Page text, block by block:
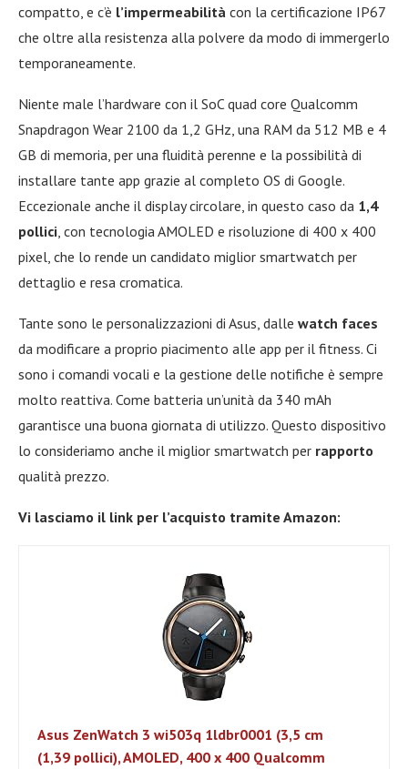
compatto, e c’è l’impermeabilità con la certificazione IP67
che oltre alla resistenza alla polvere da modo di immergerlo
temporaneamente.
Niente male l’hardware con il SoC quad core Qualcomm
Snapdragon Wear 2100 da 1,2 GHz, una RAM da 512 MB e 4
GB di memoria, per una fluidità perenne e la possibilità di
installare tante app grazie al completo OS di Google.
Eccezionale anche il display circolare, in questo caso da 1,4
pollici , con tecnologia AMOLED e risoluzione di 400 x 400
pixel, che lo rende un candidato miglior smartwatch per
dettaglio e resa cromatica.
Tante sono le personalizzazioni di Asus, dalle watch faces
da modificare a proprio piacimento alle app per il fitness. Ci
sono i comandi vocali e la gestione delle notifiche è sempre
molto reattiva. Come batteria un’unità da 340 mAh
garantisce una buona giornata di utilizzo. Questo dispositivo
lo consideriamo anche il miglior smartwatch per rapporto
qualità prezzo.
Vi lasciamo il link per l’acquisto tramite Amazon:
Asus ZenWatch 3 wi503q 1ldbr0001 (3,5 cm
(1,39 pollici), AMOLED, 400 x 400 Qualcomm